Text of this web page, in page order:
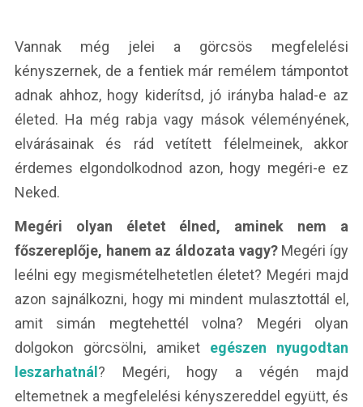
Vannak még jelei a görcsös megfelelési
kényszernek, de a fentiek már remélem támpontot
adnak ahhoz, hogy kiderítsd, jó irányba halad-e az
életed. Ha még rabja vagy mások véleményének,
elvárásainak és rád vetített félelmeinek, akkor
érdemes elgondolkodnod azon, hogy megéri-e ez
Neked.
Megéri olyan életet élned, aminek nem a
főszereplője, hanem az áldozata vagy?Megéri így
leélni egy megismételhetetlen életet? Megéri majd
azon sajnálkozni, hogy mi mindent mulasztottál el,
amit simán megtehettél volna? Megéri olyan
dolgokon görcsölni, amiket egészen nyugodtan
leszarhatnál ? Megéri, hogy a végén majd
eltemetnek a megfelelési kényszereddel együtt, és